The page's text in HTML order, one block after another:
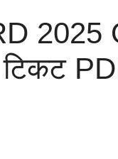
2025
टिकट